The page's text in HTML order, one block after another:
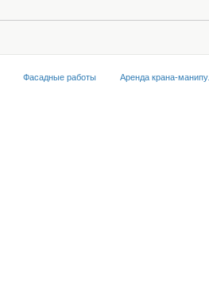
Фасадные работы Аренда крана-